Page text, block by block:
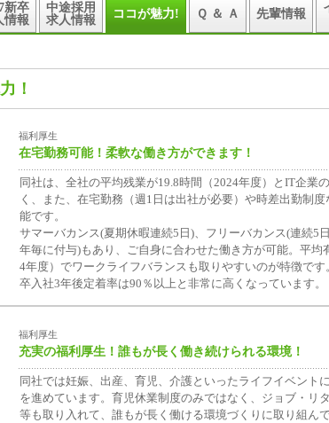
新卒
情報
中途採用
求人情報
ココが魅力! Ｑ ＆ Ａ 先輩情報
！
福利厚生
在宅勤務可能！柔軟な働き方ができます！
同社は、全社の平均残業が19.8時間（2024年度）とIT企業
く、また、在宅勤務（週1日は出社が必要）や時差出勤制
能です。
サマーバカンス(夏期休暇連続5日)、フリーバカンス(連続5
年毎に付与)もあり、ご自身に合わせた働き方が可能。平均
4年度）でワークライフバランスも取りやすいのが特徴で
卒入社3年後定着率は90％以上と非常に高くなっています。
福利厚生
充実の福利厚生！誰もが長く働き続けられる環境！
同社では妊娠、出産、育児、介護といったライフイベント
を進めています。育児休業制度のみではなく、ジョブ・リ
等も取り入れて、誰もが長く働ける環境づくりに取り組んで